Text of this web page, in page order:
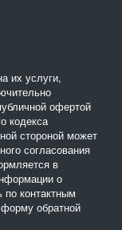
их услуги,
офертой
кодекса
стороной может
согласования
в
о
по контактным
обратной